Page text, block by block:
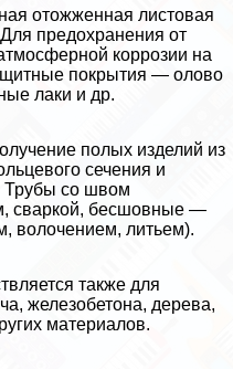
отожженная листовая
пpeдoxpaнения от
коррозии на
покрытия — олово
лаки и др.
полых изделий из
сечения и
Трубы со швом
сваркой, бесшовные —
волочением, литьем).
также для
железобетона, дерева,
материалов.